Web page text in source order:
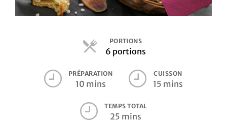
Contact
PORTIONS
6 portions
PRÉPARATION
10 mins
CUISSON
15 mins
TEMPS TOTAL
25 mins